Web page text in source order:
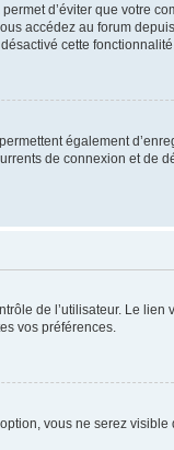
d’éviter que votre
accédez au forum
cette fonctionnalité.
également
de connexion et de
de l’utilisateur. Le lien
vos préférences.
vous ne serez visible